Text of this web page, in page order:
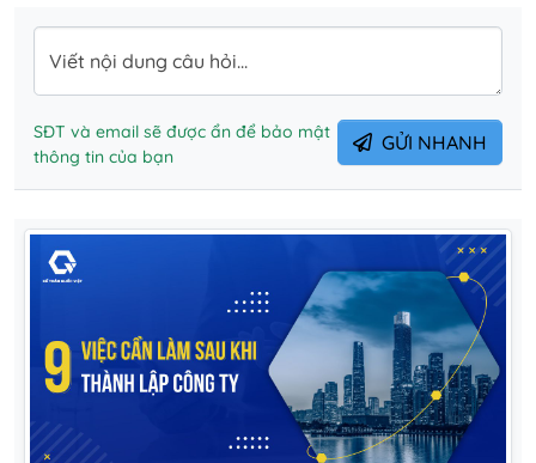
Viết nội dung câu hỏi...
SĐT và email sẽ được ẩn để bảo mật
thông tin của bạn
GỬI NHANH